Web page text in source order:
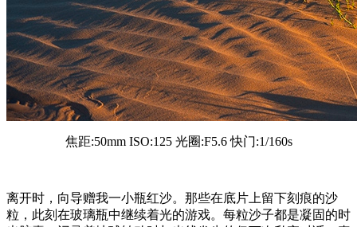
焦距:50mm ISO:125 光圈:F5.6 快门:1/160s
离开时，向导赠我一小瓶红沙。那些在底片上留下刻痕的沙
粒，此刻在玻璃瓶中继续着光的游戏。每粒沙子都是凝固的时